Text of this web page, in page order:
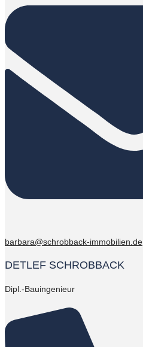
barbara@schrobback-immobilien.de
DETLEF SCHROBBACK
Dipl.-Bauingenieur